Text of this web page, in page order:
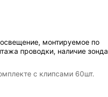
монтируемое по
проводки, наличие зонда
с клипсами 60шт.